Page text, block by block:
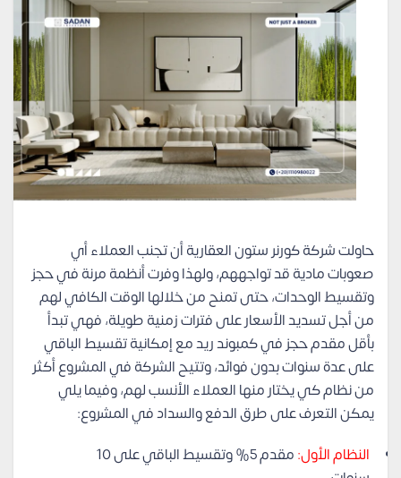
حاولت شركة كورنر ستون العقارية أن تجنب العملاء أي
صعوبات مادية قد تواجههم، ولهذا وفرت أنظمة مرنة في حجز
وتقسيط الوحدات، حتى تمنح من خلالها الوقت الكافي لهم
من أجل تسديد الأسعار على فترات زمنية طويلة، فهي تبدأ
بأقل مقدم حجز في كمبوند ريد مع إمكانية تقسيط الباقي
على عدة سنوات بدون فوائد، وتتيح الشركة في المشروع أكثر
من نظام كي يختار منها العملاء الأنسب لهم، وفيما يلي
يمكن التعرف على طرق الدفع والسداد في المشروع:
النظام الأول:
مقدم 5% وتقسيط الباقي على 10